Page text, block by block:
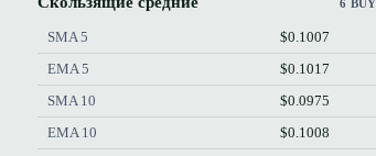
6
SMA 5 $0.1007
EMA 5 $0.1017
SMA 10 $0.0975
EMA 10 $0.1008